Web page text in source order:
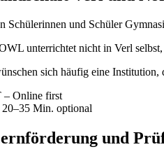
Schülerinnen und Schüler
unterrichtet nicht in Verl
sich häufig eine
– Online first
Min. optional
und